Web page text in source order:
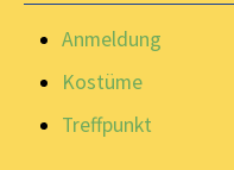
Anmeldung
Kostüme
Treffpunkt